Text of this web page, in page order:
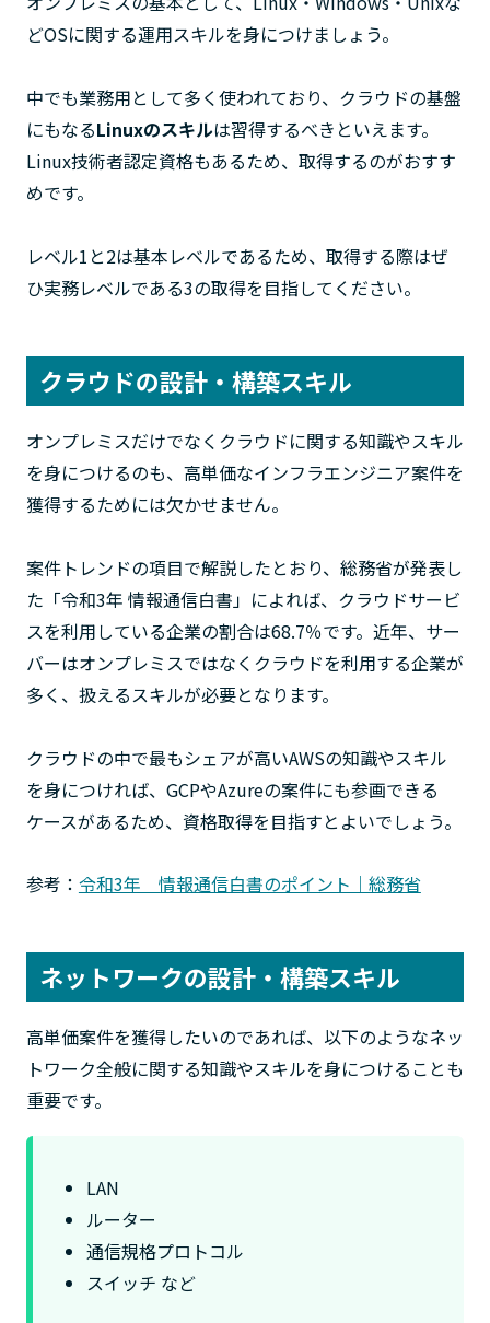
どOSに関する運用スキルを身につけましょう。
中でも業務用として多く使われており、クラウドの基盤
にもなるLinuxのスキルは習得するべきといえます。
Linux技術者認定資格もあるため、取得するのがおすす
めです。
レベル1と2は基本レベルであるため、取得する際はぜ
ひ実務レベルである3の取得を目指してください。
クラウドの設計・構築スキル
オンプレミスだけでなくクラウドに関する知識やスキル
を身につけるのも、高単価なインフラエンジニア案件を
獲得するためには欠かせません。
案件トレンドの項目で解説したとおり、総務省が発表し
た「令和3年 情報通信白書」によれば、クラウドサービ
スを利用している企業の割合は68.7％です。近年、サー
バーはオンプレミスではなくクラウドを利用する企業が
多く、扱えるスキルが必要となります。
クラウドの中で最もシェアが高いAWSの知識やスキル
を身につければ、GCPやAzureの案件にも参画できる
ケースがあるため、資格取得を目指すとよいでしょう。
参考： 令和3年 情報通信白書のポイント｜総務省
ネットワークの設計・構築スキル
高単価案件を獲得したいのであれば、以下のようなネッ
トワーク全般に関する知識やスキルを身につけることも
重要です。
LAN
ルーター
通信規格プロトコル
スイッチ など